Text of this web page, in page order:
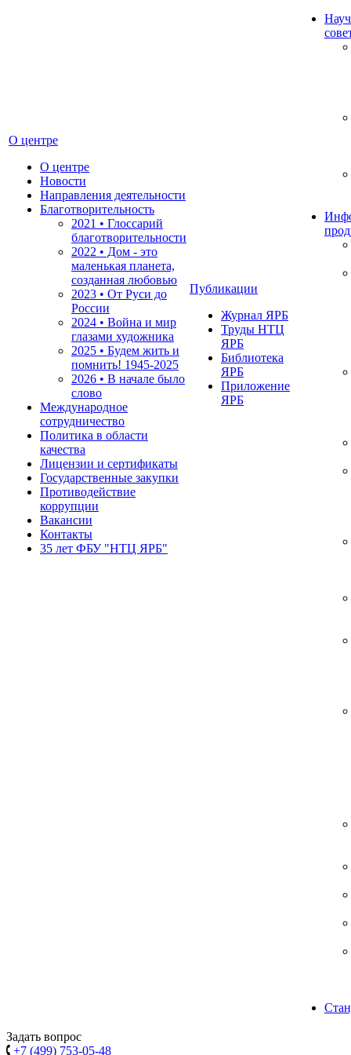
О центре
О центре
Новости
Направления деятельности
Благотворительность
2021 • Глоссарий
благотворительности
2022 • Дом - это
маленькая планета,
созданная любовью
2023 • От Руси до
России
2024 • Война и мир
глазами художника
2025 • Будем жить и
помнить! 1945-2025
2026 • В начале было
слово
Международное
сотрудничество
Политика в области
качества
Лицензии и сертификаты
Государственные закупки
Противодействие
коррупции
Вакансии
Контакты
35 лет ФБУ "НТЦ ЯРБ"
Публикации
Журнал ЯРБ
Труды НТЦ
ЯРБ
Библиотека
ЯРБ
Приложение
ЯРБ
Задать вопрос
+7 (499) 753-05-48